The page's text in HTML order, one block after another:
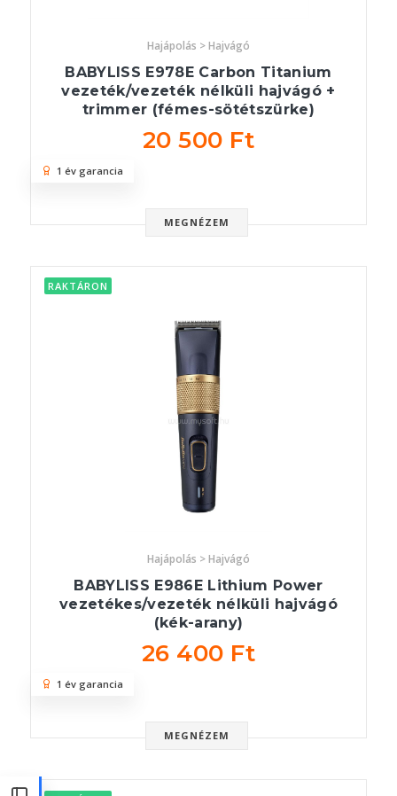
Hajápolás > Hajvágó
BABYLISS E978E Carbon Titanium
vezeték/vezeték nélküli hajvágó +
trimmer (fémes-sötétszürke)
20 500 Ft
MEGNÉZEM
1 év garancia
RAKTÁRON
Hajápolás > Hajvágó
BABYLISS E986E Lithium Power
vezetékes/vezeték nélküli hajvágó
(kék-arany)
26 400 Ft
MEGNÉZEM
1 év garancia